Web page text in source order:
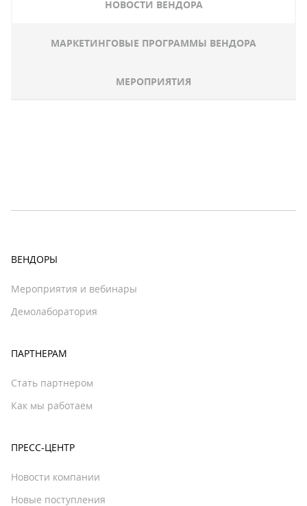
НОВОСТИ ВЕНДОРА
МАРКЕТИНГОВЫЕ ПРОГРАММЫ ВЕНДОРА
МЕРОПРИЯТИЯ
ВЕНДОРЫ
Мероприятия и вебинары
Демолаборатория
ПАРТНЕРАМ
Стать партнером
Как мы работаем
ПРЕСС-ЦЕНТР
Новости компании
Новые поступления